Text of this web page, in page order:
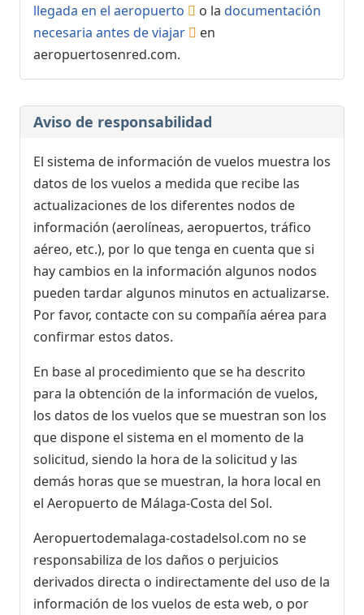
llegada en el aeropuerto
o la documentación
necesaria antes de viajar
en
aeropuertosenred.com.
Aviso de responsabilidad
El sistema de información de vuelos muestra los
datos de los vuelos a medida que recibe las
actualizaciones de los diferentes nodos de
información (aerolíneas, aeropuertos, tráfico
aéreo, etc.), por lo que tenga en cuenta que si
hay cambios en la información algunos nodos
pueden tardar algunos minutos en actualizarse.
Por favor, contacte con su compañía aérea para
confirmar estos datos.
En base al procedimiento que se ha descrito
para la obtención de la información de vuelos,
los datos de los vuelos que se muestran son los
que dispone el sistema en el momento de la
solicitud, siendo la hora de la solicitud y las
demás horas que se muestran, la hora local en
el Aeropuerto de Málaga-Costa del Sol.
Aeropuertodemalaga-costadelsol.com no se
responsabiliza de los daños o perjuicios
derivados directa o indirectamente del uso de la
información de los vuelos de esta web, o por